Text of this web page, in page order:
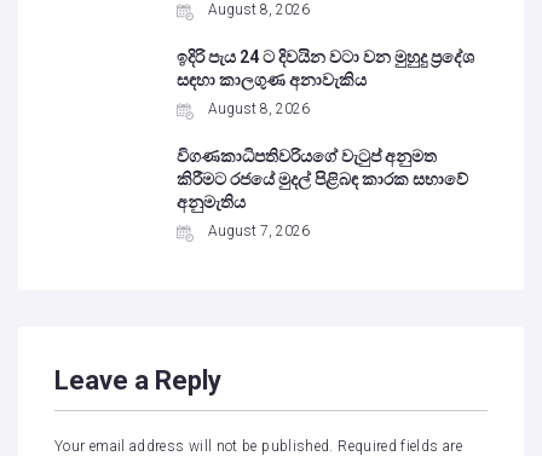
August 8, 2026
ඉදිරි පැය 24 ට දිවයින වටා වන මුහුදු ප්‍රදේශ
සඳහා කාලගුණ අනාවැකිය
August 8, 2026
විගණකාධිපතිවරියගේ වැටුප් අනුමත
කිරීමට රජයේ මුදල් පිළිබඳ කාරක සභාවේ
අනුමැතිය
August 7, 2026
Leave a Reply
Your email address will not be published. Required fields are